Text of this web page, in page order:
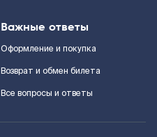
Важные ответы
Оформление и покупка
Возврат и обмен билета
Все вопросы и ответы